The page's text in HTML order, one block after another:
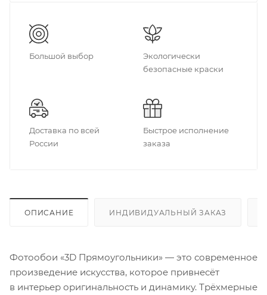
Большой выбор
Экологически
безопасные краски
Доставка по всей
России
Быстрое исполнение
заказа
ОПИСАНИЕ ИНДИВИДУАЛЬНЫЙ ЗАКАЗ
Фотообои «3D Прямоугольники» — это современное
произведение искусства, которое привнесёт
в интерьер оригинальность и динамику. Трёхмерные